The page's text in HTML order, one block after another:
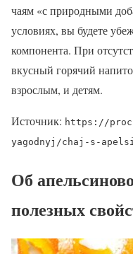
чаям «с природными
условиях, вы будете
компонента. При
вкусный горячий
взрослым, и детям.
Источник: https://
yagodnyj/chaj-s-
Об
полезных